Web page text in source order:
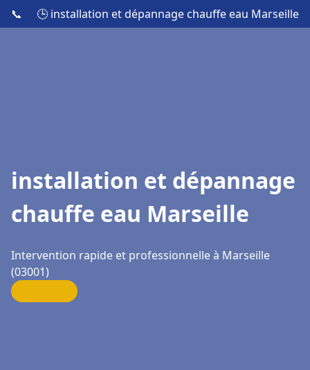
📞 🕒 installation et dépannage chauffe eau Marseille
installation et dépannage
chauffe eau Marseille
Intervention rapide et professionnelle à Marseille
(03001)